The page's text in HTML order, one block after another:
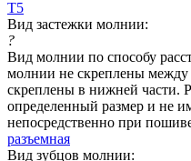
Т5
Вид застежки молнии:
?
Вид молнии по способу
молнии не скреплены
скреплены в нижней части.
определенный размер и не
непосредственно при
разъемная
Вид зубцов молнии: